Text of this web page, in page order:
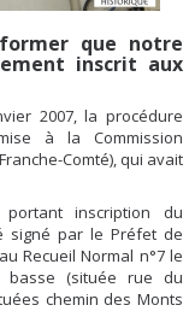
que notre
inscrit aux
2007, la procédure
à la Commission
Comté), qui avait
inscription du
signé par le Préfet de
Recueil Normal n°7 le
basse (située rue du
chemin des Monts